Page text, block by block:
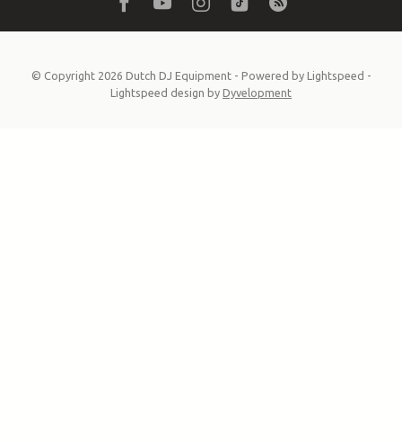
© Copyright 2026 Dutch DJ Equipment- Powered by Lightspeed -
Lightspeed design by Dyvelopment